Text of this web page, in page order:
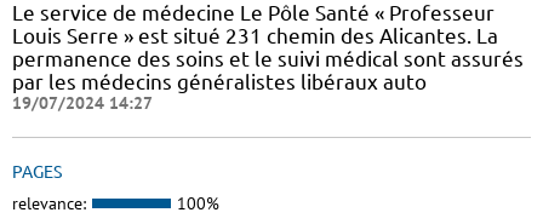
Le service de médecine Le Pôle Santé « Professeur
Louis Serre » est situé 231 chemin des Alicantes. La
permanence des soins et le suivi médical sont assurés
par les médecins généralistes libéraux auto
19/07/2024 14:27
PAGES
relevance: 100%